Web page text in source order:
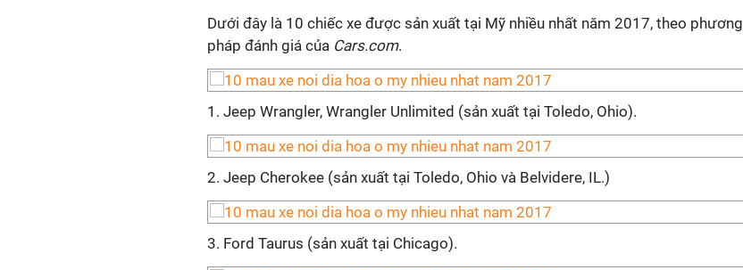
Dưới đây là 10 chiếc xe được sản xuất tại Mỹ nhiều nhất năm 2017, theo phương
pháp đánh giá của Cars.com.
1. Jeep Wrangler, Wrangler Unlimited (sản xuất tại Toledo, Ohio).
2. Jeep Cherokee (sản xuất tại Toledo, Ohio và Belvidere, IL.)
3. Ford Taurus (sản xuất tại Chicago).